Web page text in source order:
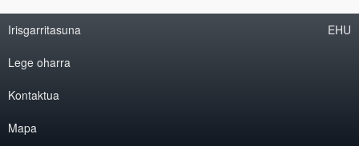
Irisgarritasuna
Lege oharra
Kontaktua
Mapa
EHU